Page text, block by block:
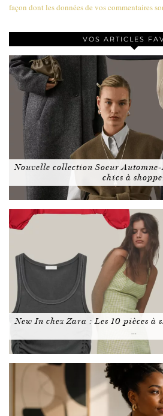
façon dont les données de vos commentaires
VOS ARTICLES
Nouvelle collection Soeur
chics à
New In chez Zara : Les 10 pièces à
…